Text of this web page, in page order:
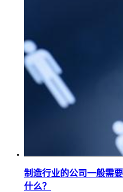
制造行业的公司一般需
什么？